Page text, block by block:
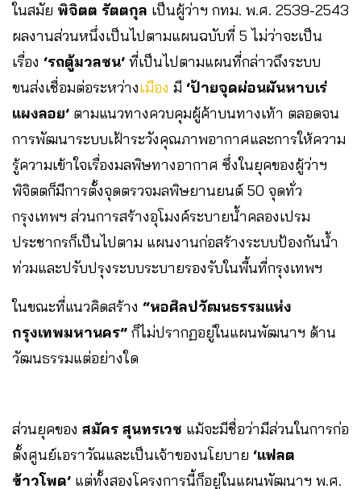
ในสมัย พิจิตต รัตตกุล เป็นผู้ว่าฯ กทม. พ.ศ. 2539-2543
ผลงานส่วนหนึ่งเป็นไปตามแผนฉบับที่ 5 ไม่ว่าจะเป็น
เรื่อง ‘รถตู้มวลชน’ ที่เป็นไปตามแผนที่กล่าวถึงระบบ
ขนส่งเชื่อมต่อระหว่างเมือง มี ‘ป้ายจุดผ่อนผันหาบเร่
แผงลอย’ ตามแนวทางควบคุมผู้ค้าบนทางเท้า ตลอดจน
การพัฒนาระบบเฝ้าระวังคุณภาพอากาศและการให้ความ
รู้ความเข้าใจเรื่องมลพิษทางอากาศ ซึ่งในยุคของผู้ว่าฯ
พิจิตตก็มีการตั้งจุดตรวจมลพิษยานยนต์ 50 จุดทั่ว
กรุงเทพฯ ส่วนการสร้างอุโมงค์ระบายน้ำคลองเปรม
ประชากรก็เป็นไปตาม แผนงานก่อสร้างระบบป้องกันน้ำ
ท่วมและปรับปรุงระบบระบายรองรับในพื้นที่กรุงเทพฯ
ในขณะที่แนวคิดสร้าง “หอศิลปวัฒนธรรมแห่ง
กรุงเทพมหานคร” ก็ไม่ปรากฏอยู่ในแผนพัฒนาฯ ด้าน
วัฒนธรรมแต่อย่างใด
ส่วนยุคของ สมัคร สุนทรเวช แม้จะมีชื่อว่ามีส่วนในการก่อ
ตั้งศูนย์เอราวัณและเป็นเจ้าของนโยบาย ‘แฟลต
ข้าวโพด’ แต่ทั้งสองโครงการนี้ก็อยู่ในแผนพัฒนาฯ พ.ศ.